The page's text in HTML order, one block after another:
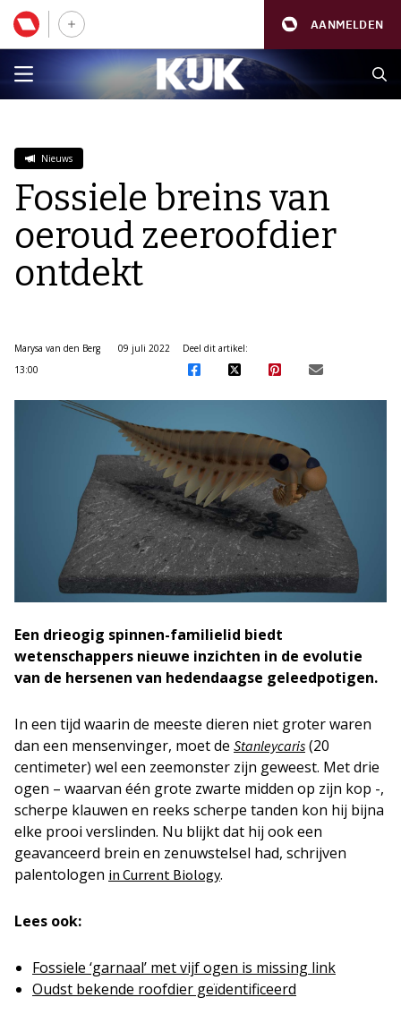
AANMELDEN
Nieuws
Fossiele breins van
oeroud zeeroofdier
ontdekt
Marysa van den Berg
09 juli 2022
13:00
Deel dit artikel:
Een drieogig spinnen-familielid biedt
wetenschappers nieuwe inzichten in de evolutie
van de hersenen van hedendaagse geleedpotigen.
In een tijd waarin de meeste dieren niet groter waren
dan een mensenvinger, moet de Stanleycaris (20
centimeter) wel een zeemonster zijn geweest. Met drie
ogen – waarvan één grote zwarte midden op zijn kop -,
scherpe klauwen en reeks scherpe tanden kon hij bijna
elke prooi verslinden. Nu blijkt dat hij ook een
geavanceerd brein en zenuwstelsel had, schrijven
palentologen in Current Biology.
Lees ook:
Fossiele ‘garnaal’ met vijf ogen is missing link
Oudst bekende roofdier geïdentificeerd